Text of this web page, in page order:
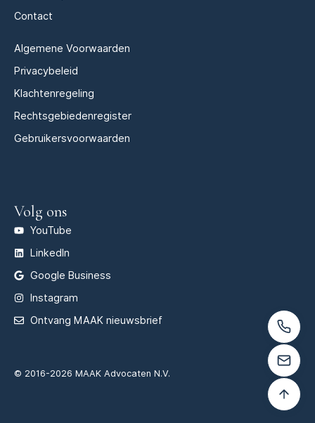
Contact
Algemene Voorwaarden
Privacybeleid
Klachtenregeling
Rechtsgebiedenregister
Gebruikersvoorwaarden
Volg ons
YouTube
LinkedIn
Google Business
Instagram
Ontvang MAAK nieuwsbrief
© 2016-2026 MAAK Advocaten N.V.